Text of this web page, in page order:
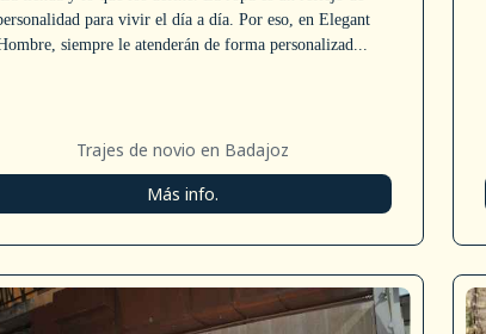
para vivir el día a día. Por eso, en Elegant
siempre le atenderán de forma personalizad...
Trajes de novio en Badajoz
Más info.